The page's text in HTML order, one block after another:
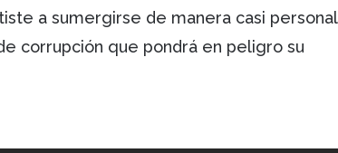
a sumergirse de manera casi personal
corrupción que pondrá en peligro su